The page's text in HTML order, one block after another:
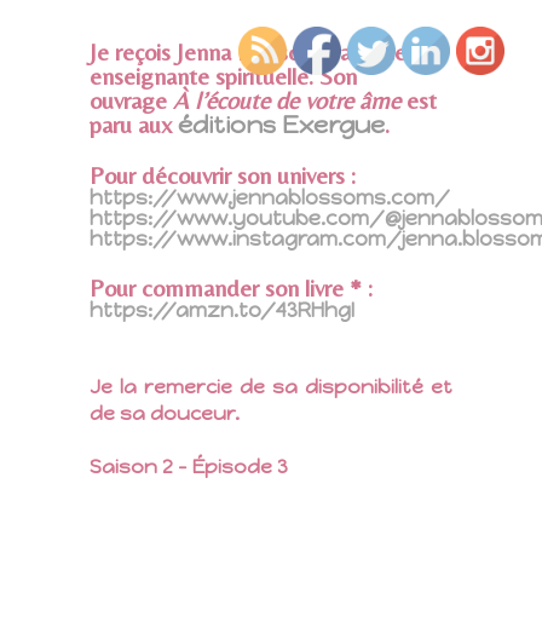
Je reçois Jenna Blossoms, autrice et
enseignante spirituelle. Son
ouvrage À l’écoute de votre âmeest
paru auxéditions Exergue.
Pour découvrir son univers :
https://www.jennablossoms.com/
https://www.youtube.com/
https://www.instagram.com/
Pour commander son livre * :
https://amzn.to/43RHhgI
Je la remercie de sa disponibilité et
de sa douceur.
Saison 2 – Épisode 3